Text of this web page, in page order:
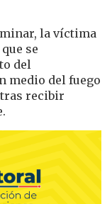
la víctima
se
del
medio del fuego
recibir